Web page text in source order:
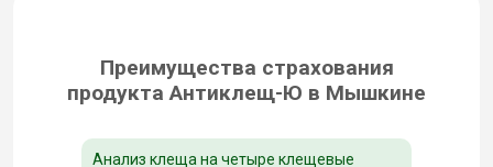
Преимущества страхования
продукта Антиклещ-Ю в Мышкине
Анализ клеща на четыре клещевые